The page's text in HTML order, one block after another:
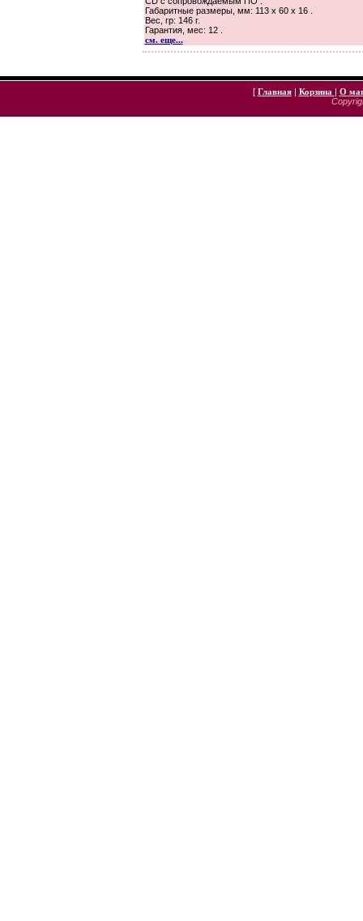
Габаритные размеры, мм: 113 x 60 x 16 .
Вес, гр: 146 г.
Гарантия, мес: 12 .
см. еще...
[ Главная| Корзина | О